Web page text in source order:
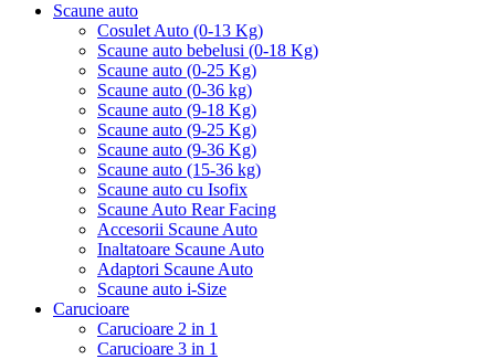
Scaune auto
Cosulet Auto (0-13 Kg)
Scaune auto bebelusi (0-18 Kg)
Scaune auto (0-25 Kg)
Scaune auto (0-36 kg)
Scaune auto (9-18 Kg)
Scaune auto (9-25 Kg)
Scaune auto (9-36 Kg)
Scaune auto (15-36 kg)
Scaune auto cu Isofix
Scaune Auto Rear Facing
Accesorii Scaune Auto
Inaltatoare Scaune Auto
Adaptori Scaune Auto
Scaune auto i-Size
Carucioare
Carucioare 2 in 1
Carucioare 3 in 1